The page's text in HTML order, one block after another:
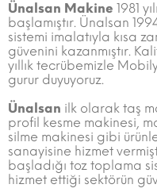
Ünalsan Makine 1981
başlamıştır. Ünalsan
sistemi imalatıyla kısa
güvenini kazanmıştır.
yıllık tecrübemizle
gurur duyuyoruz.
Ünalsan ilk olarak taş
profil kesme makinesi,
silme makinesi gibi
sanayisine hizmet
başladığı toz toplama
hizmet ettiği sektörün